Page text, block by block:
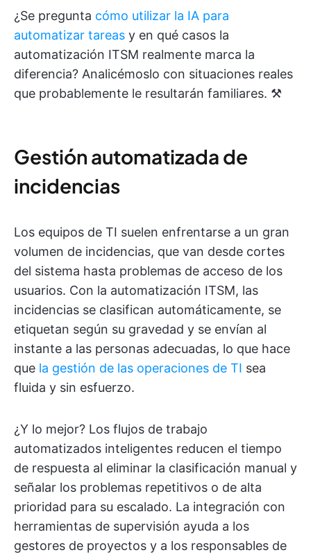
¿Se pregunta cómo utilizar la IA para
automatizar tareas y en qué casos la
automatización ITSM realmente marca la
diferencia? Analicémoslo con situaciones reales
que probablemente le resultarán familiares. ⚒️
Gestión automatizada de
incidencias
Los equipos de TI suelen enfrentarse a un gran
volumen de incidencias, que van desde cortes
del sistema hasta problemas de acceso de los
usuarios. Con la automatización ITSM, las
incidencias se clasifican automáticamente, se
etiquetan según su gravedad y se envían al
instante a las personas adecuadas, lo que hace
que la gestión de las operaciones de TI sea
fluida y sin esfuerzo.
¿Y lo mejor? Los flujos de trabajo
automatizados inteligentes reducen el tiempo
de respuesta al eliminar la clasificación manual y
señalar los problemas repetitivos o de alta
prioridad para su escalado. La integración con
herramientas de supervisión ayuda a los
gestores de proyectos y a los responsables de